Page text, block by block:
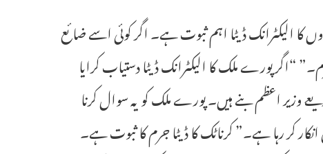
کا الیکٹرانک ڈیٹا اہم ثبوت ہے۔ اگر کوئی اسے ضائع
“اگر پورے ملک کا الیکٹرانک ڈیٹا دستیاب کرایا
وزیر اعظم بنے ہیں۔ پورے ملک کو یہ سوال کرنا
کر رہا ہے۔” کرناٹک کا ڈیٹا جرم کا ثبوت ہے۔